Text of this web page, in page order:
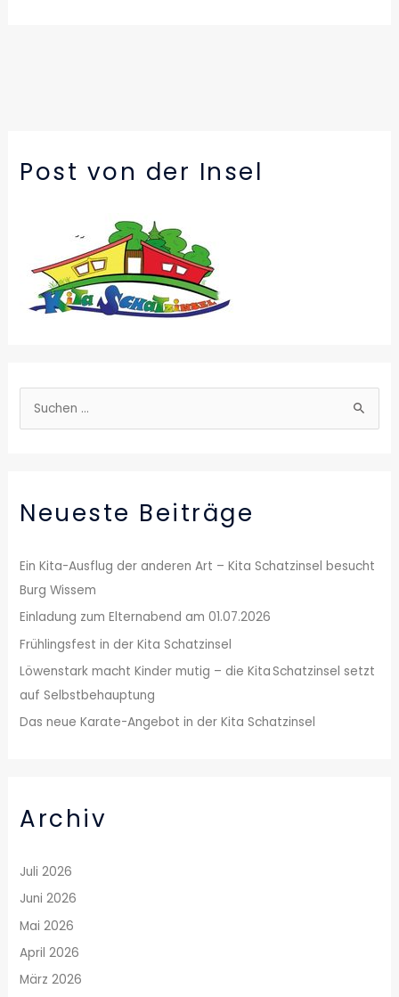
Post von der Insel
u
e
:
Neueste Beiträge
Ein Kita-Ausflug der anderen Art – Kita Schatzinsel besucht
Burg Wissem
Einladung zum Elternabend am 01.07.2026
Frühlingsfest in der Kita Schatzinsel
Löwenstark macht Kinder mutig – die Kita Schatzinsel setzt
auf Selbstbehauptung
Das neue Karate-Angebot in der Kita Schatzinsel
Archiv
Juli 2026
Juni 2026
Mai 2026
April 2026
März 2026